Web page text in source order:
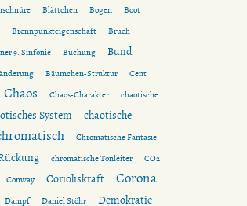
Blättchen Bogen
Boot
Brennpunkteigenschaft
Bruch
9. Sinfonie Buchung Bund
Bäumchen-Struktur Cent
Chaos Chaos-Charakter
chaotische
System
chaotische
Chromatische Fantasie
chromatische Tonleiter
CO2
Conway Corioliskraft Corona
Dampf Daniel Stöhr Demokratie